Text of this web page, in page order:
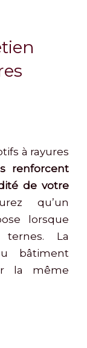
à rayures
renforcent
de votre
qu’un
lorsque
ternes. La
bâtiment
la même